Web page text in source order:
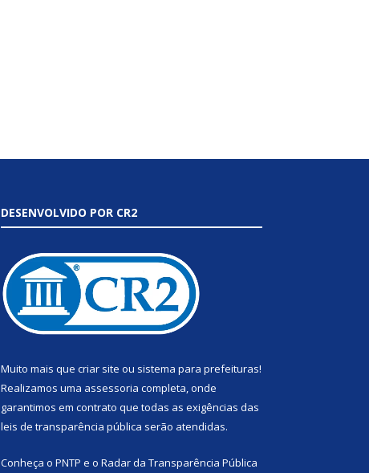
DESENVOLVIDO POR CR2
Muito mais que criar site ou sistema para prefeituras!
Realizamos uma assessoria completa, onde
garantimos em contrato que todas as exigências das
leis de transparência pública serão atendidas.
Conheça o PNTP e o Radar da Transparência Pública